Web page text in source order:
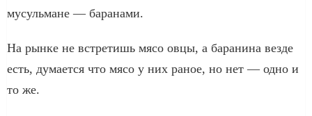
мусульмане — баранами.
На рынке не встретишь мясо овцы, а баранина везде
есть, думается что мясо у них раное, но нет — одно и
то же.